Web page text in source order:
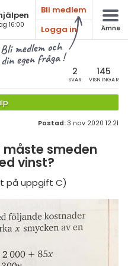
16:00
Bli medlem
Logga in
Ämne
Bli medlem och
din egen fråga !
2
SVAR
145
VISNINGAR
Postad: 3 nov 2020 12:21
smeden
vinst?
på uppgift C)
Alla ämnen
Matematik
2
Alla trådar
och grafer
och geometri